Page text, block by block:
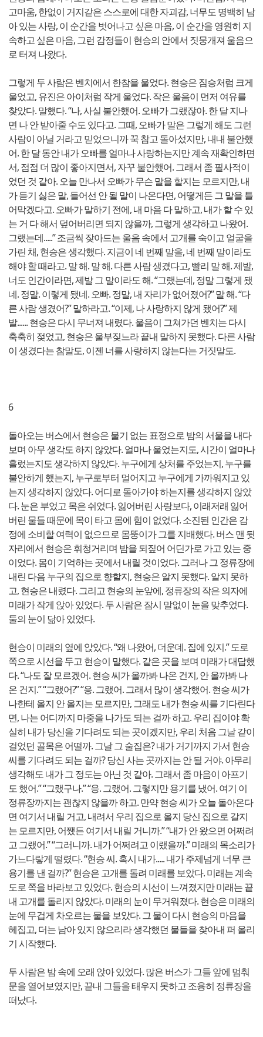
고마움, 한없이 거지같은 스스로에 대한 자괴감, 너무도 명백히 남
아 있는 사랑, 이 순간을 벗어나고 싶은 마음, 이 순간을 영원히 지
속하고 싶은 마음, 그런 감정들이 현승의 안에서 짓뭉개져 울음으
로 터져 나왔다.
그렇게 두 사람은 벤치에서 한참을 울었다. 현승은 짐승처럼 크게
울었고, 유진은 아이처럼 작게 울었다. 작은 울음이 먼저 여유를
찾았다. 말했다. “나, 사실 불안했어. 오빠가 그랬잖아. 한 달 지나
면 나 안 받아줄 수도 있다고. 그때, 오빠가 말은 그렇게 해도 그런
사람이 아닐 거라고 믿었으니까 꾹 참고 돌아섰지만, 내내 불안했
어. 한 달 동안 내가 오빠를 얼마나 사랑하는지만 계속 재확인하면
서, 점점 더 많이 좋아지면서, 자꾸 불안했어. 그래서 좀 필사적이
었던 것 같아. 오늘 만나서 오빠가 무슨 말을 할지는 모르지만, 내
가 듣기 싫은 말, 들어선 안 될 말이 나온다면, 어떻게든 그 말을 틀
어막겠다고. 오빠가 말하기 전에, 내 마음 다 말하고, 내가 할 수 있
는 거 다 해서 덮어버리면 되지 않을까, 그렇게 생각하고 나왔어.
그랬는데.....” 조금씩 잦아드는 울음 속에서 고개를 숙이고 얼굴을
가린 채, 현승은 생각했다. 지금이 네 번째 말을, 네 번째 말이라도
해야 할 때라고. 말 해. 말 해. 다른 사람 생겼다고, 빨리 말 해. 제발,
너도 인간이라면, 제발 그 말이라도 해. “그랬는데, 정말 그렇게 됐
네. 정말. 이렇게 됐네. 오빠. 정말, 내 자리가 없어졌어?” 말 해. “다
른 사람 생겼어?” 말하라고. “이제, 나 사랑하지 않게 됐어?” 제
발...... 현승은 다시 무너져 내렸다. 울음이 그쳐가던 벤치는 다시
축축히 젖었고, 현승은 울부짖느라 끝내 말하지 못했다. 다른 사람
이 생겼다는 참말도, 이젠 너를 사랑하지 않는다는 거짓말도.
6
돌아오는 버스에서 현승은 물기 없는 표정으로 밤의 서울을 내다
보며 아무 생각도 하지 않았다. 얼마나 울었는지도, 시간이 얼마나
흘렀는지도 생각하지 않았다. 누구에게 상처를 주었는지, 누구를
불안하게 했는지, 누구로부터 멀어지고 누구에게 가까워지고 있
는지 생각하지 않았다. 어디로 돌아가야 하는지를 생각하지 않았
다. 눈은 부었고 목은 쉬었다. 잃어버린 사랑보다, 이래저래 잃어
버린 물들 때문에 목이 타고 몸에 힘이 없었다. 소진된 인간은 감
정에 소비할 여력이 없으므로 몸뚱이가 그를 지배했다. 버스 맨 뒷
자리에서 현승은 휘청거리며 밤을 되짚어 어딘가로 가고 있는 중
이었다. 몸이 기억하는 곳에서 내릴 것이었다. 그러나 그 정류장에
내린 다음 누구의 집으로 향할지, 현승은 알지 못했다. 알지 못하
고, 현승은 내렸다. 그리고 현승의 눈앞에, 정류장의 작은 의자에
미래가 작게 앉아 있었다. 두 사람은 잠시 말없이 눈을 맞추었다.
둘의 눈이 닮아 있었다.
현승이 미래의 옆에 앉았다. “왜 나왔어, 더운데. 집에 있지.” 도로
쪽으로 시선을 두고 현승이 말했다. 같은 곳을 보며 미래가 대답했
다. “나도 잘 모르겠어. 현승 씨가 올까봐 나온 건지, 안 올까봐 나
온 건지.” “그랬어?” “응. 그랬어. 그래서 많이 생각했어. 현승 씨가
나한테 올지 안 올지는 모르지만, 그래도 내가 현승 씨를 기다린다
면, 나는 어디까지 마중을 나가도 되는 걸까 하고. 우리 집이야 확
실히 내가 당신을 기다려도 되는 곳이겠지만, 우리 처음 그날 같이
걸었던 골목은 어떨까. 그날 그 술집은? 내가 거기까지 가서 현승
씨를 기다려도 되는 걸까? 당신 사는 곳까지는 안 될 거야. 아무리
생각해도 내가 그 정도는 아닌 것 같아. 그래서 좀 마음이 아프기
도 했어.” “그랬구나.” “응. 그랬어. 그렇지만 용기를 냈어. 여기 이
정류장까지는 괜찮지 않을까 하고. 만약 현승 씨가 오늘 돌아온다
면 여기서 내릴 거고, 내려서 우리 집으로 올지 당신 집으로 갈지
는 모르지만, 어쨌든 여기서 내릴 거니까.” “내가 안 왔으면 어쩌려
고 그랬어.” “그러니까. 내가 어쩌려고 이랬을까.” 미래의 목소리가
가느다랗게 떨렸다. “현승 씨. 혹시 내가..... 내가 주제넘게 너무 큰
용기를 낸 걸까?” 현승은 고개를 돌려 미래를 보았다. 미래는 계속
도로 쪽을 바라보고 있었다. 현승의 시선이 느껴졌지만 미래는 끝
내 고개를 돌리지 않았다. 미래의 눈이 무거워졌다. 현승은 미래의
눈에 무겁게 차오르는 물을 보았다. 그 물이 다시 현승의 마음을
헤집고, 더는 남아 있지 않으리라 생각했던 물들을 찾아내 퍼 올리
기 시작했다.
두 사람은 밤 속에 오래 앉아 있었다. 많은 버스가 그들 앞에 멈춰
문을 열어보였지만, 끝내 그들을 태우지 못하고 조용히 정류장을
떠났다.